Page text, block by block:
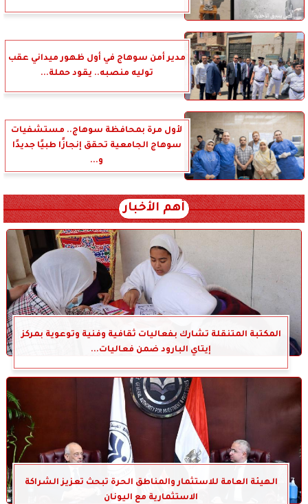
مدير أمن سوهاج في أول ظهور ميداني عقب
توليه منصبه.. يقود حملة...
لأول مرة بمحافظة سوهاج.. مستشفيات
سوهاج الجامعية تحقق إنجازًا طبيًا جديدًا
و...
أهم الأخبار
المكتبة المتنقلة تشارك بفعاليات ثقافية وفنية وتوعوية بمركز
إيتاي البارود ضمن فعاليات...
الهيئة العامة للاستثمار والمناطق الحرة تبحث تعزيز الشراكة
الاستثمارية مع اليونان